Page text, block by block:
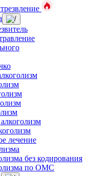
лечение
без кодирования
по ОМС